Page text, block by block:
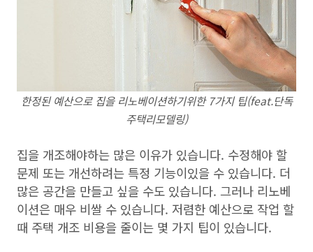
한정된 예산으로 집을 리노베이션하기위한 7가지 팁(feat.단독
주택리모델링)
집을 개조해야하는 많은 이유가 있습니다. 수정해야 할
문제 또는 개선하려는 특정 기능이있을 수 있습니다. 더
많은 공간을 만들고 싶을 수도 있습니다. 그러나 리노베
이션은 매우 비쌀 수 있습니다. 저렴한 예산으로 작업 할
때 주택 개조 비용을 줄이는 몇 가지 팁이 있습니다.